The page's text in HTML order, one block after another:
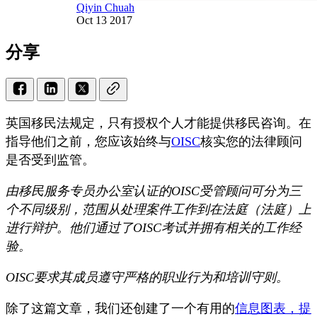
Qiyin Chuah
Oct 13 2017
分享
英国移民法规定，只有授权个人才能提供移民咨询。在
指导他们之前，您应该始终与OISC核实您的法律顾问
是否受到监管。
由移民服务专员办公室认证的OISC受管顾问可分为三
个不同级别，范围从处理案件工作到在法庭（法庭）上
进行辩护。他们通过了OISC考试并拥有相关的工作经
验。
OISC要求其成员遵守严格的职业行为和培训守则。
除了这篇文章，我们还创建了一个有用的信息图表，提